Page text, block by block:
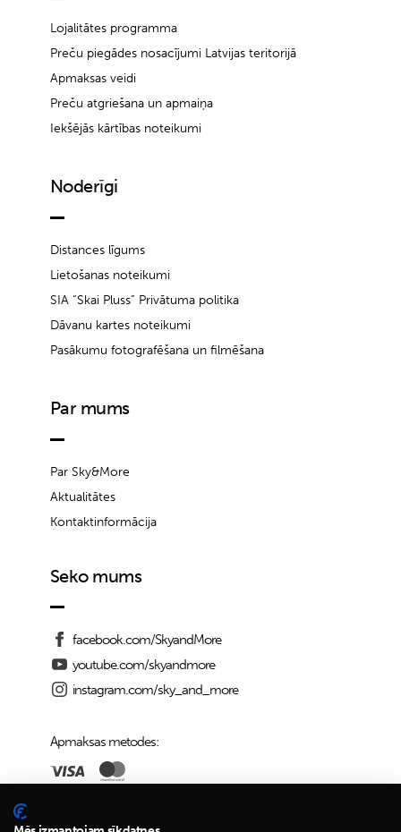
Lojalitātes programma
Preču piegādes nosacījumi Latvijas teritorijā
Apmaksas veidi
Preču atgriešana un apmaiņa
Iekšējās kārtības noteikumi
Noderīgi
Distances līgums
Lietošanas noteikumi
SIA “Skai Pluss” Privātuma politika
Dāvanu kartes noteikumi
Pasākumu fotografēšana un filmēšana
Par mums
Par Sky&More
Aktualitātes
Kontaktinformācija
Seko mums
facebook.com/SkyandMore
youtube.com/skyandmore
instagram.com/sky_and_more
Apmaksas metodes:
Piegādes iespējas: